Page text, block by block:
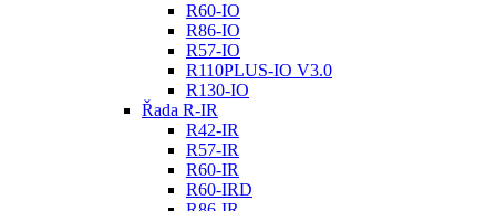
R60-IO
R86-IO
R57-IO
R110PLUS-IO V3.0
R130-IO
Řada R-IR
R42-IR
R57-IR
R60-IR
R60-IRD